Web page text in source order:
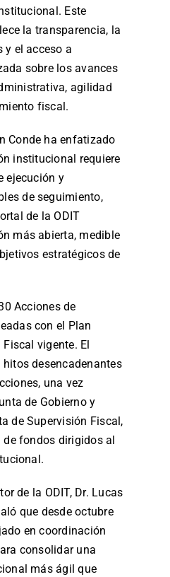
Este
la transparencia, la
y el acceso a
sobre los avances
agilidad
fiscal.
Conde ha enfatizado
institucional requiere
ejecución y
de seguimiento,
de la ODIT
más abierta, medible
estratégicos de
Acciones de
con el Plan
vigente. El
desencadenantes
una vez
de Gobierno y
de Supervisión Fiscal,
fondos dirigidos al
de la ODIT, Dr. Lucas
que desde octubre
en coordinación
consolidar una
más ágil que